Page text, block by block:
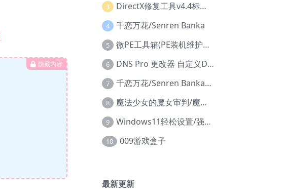
隐藏内容
3 DirectX修复工具v4.4标准版+增强版+在线修复版
4 千恋万花/Senren Banka
5 微PE工具箱(PE装机维护工具) v2.3官方正式版
6 DNS Pro 更改器 自定义DNS修改
7 千恋万花/Senren Banka/安卓版
8 魔法少女的魔女审判/魔法少女ノ魔女裁判
9 Windows11轻松设置/强力禁止WD等/兼容Win10
10 009游戏盒子
最新更新